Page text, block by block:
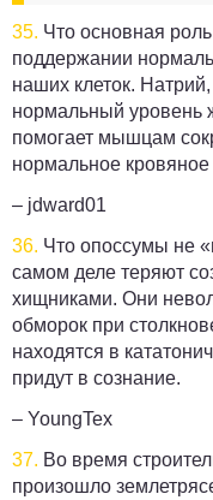
35. Что основная
поддержании
наших клеток.
нормальный уровень
помогает мышцам
нормальное
– jdward01
36. Что опоссумы не
самом деле теряют
хищниками. Они
обморок при
находятся в
придут в сознание.
– YoungTex
37. Во время
произошло